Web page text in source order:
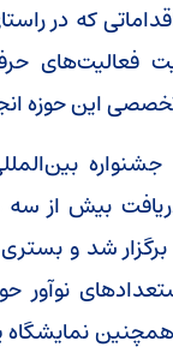
که در
فعالیت‌های
این حوزه
شد و
نوآور
نمایشگاه